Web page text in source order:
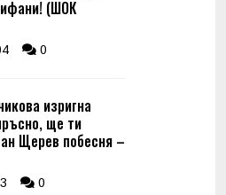
(ШОК
0
изригна
ще ти
Щерев побесня –
0